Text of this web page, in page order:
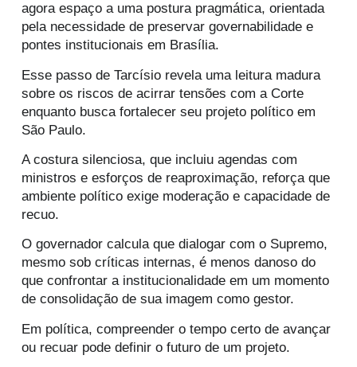
agora espaço a uma postura pragmática, orientada
pela necessidade de preservar governabilidade e
pontes institucionais em Brasília.
Esse passo de Tarcísio revela uma leitura madura
sobre os riscos de acirrar tensões com a Corte
enquanto busca fortalecer seu projeto político em
São Paulo.
A costura silenciosa, que incluiu agendas com
ministros e esforços de reaproximação, reforça que
ambiente político exige moderação e capacidade de
recuo.
O governador calcula que dialogar com o Supremo,
mesmo sob críticas internas, é menos danoso do
que confrontar a institucionalidade em um momento
de consolidação de sua imagem como gestor.
Em política, compreender o tempo certo de avançar
ou recuar pode definir o futuro de um projeto.